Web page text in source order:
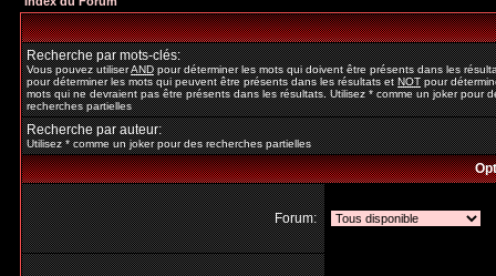
Recherche par mots-clés:
Vous pouvez utiliserANDpour déterminer les mots qui doivent être présents dans les
pour déterminer les mots qui peuvent être présents dans les résultats etNOTpour
mots qui ne devraient pas être présents dans les résultats. Utilisez * comme un joker pour
recherches partielles
Recherche par auteur:
Utilisez * comme un joker pour des recherches partielles
Forum: